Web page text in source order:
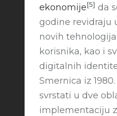
ekonomije[5] da
godine revidraju
novih
korisnika, kao i
digitalnih
Smernica iz
svrstati u dve
implementaciju